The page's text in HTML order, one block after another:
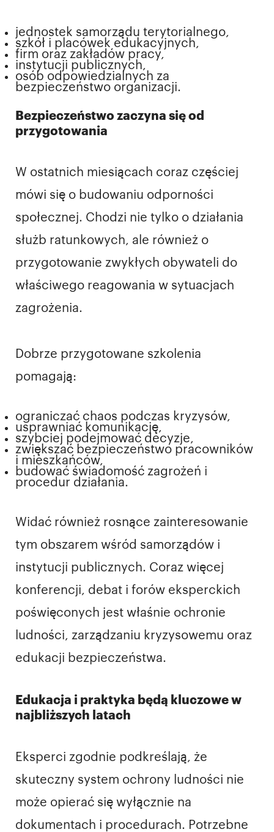
jednostek samorządu terytorialnego,
szkół i placówek edukacyjnych,
firm oraz zakładów pracy,
instytucji publicznych,
osób odpowiedzialnych za
bezpieczeństwo organizacji.
Bezpieczeństwo zaczyna się od
przygotowania
W ostatnich miesiącach coraz częściej
mówi się o budowaniu odporności
społecznej. Chodzi nie tylko o działania
służb ratunkowych, ale również o
przygotowanie zwykłych obywateli do
właściwego reagowania w sytuacjach
zagrożenia.
Dobrze przygotowane szkolenia
pomagają:
ograniczać chaos podczas kryzysów,
usprawniać komunikację,
szybciej podejmować decyzje,
zwiększać bezpieczeństwo pracowników
i mieszkańców,
budować świadomość zagrożeń i
procedur działania.
Widać również rosnące zainteresowanie
tym obszarem wśród samorządów i
instytucji publicznych. Coraz więcej
konferencji, debat i forów eksperckich
poświęconych jest właśnie ochronie
ludności, zarządzaniu kryzysowemu oraz
edukacji bezpieczeństwa.
Edukacja i praktyka będą kluczowe w
najbliższych latach
Eksperci zgodnie podkreślają, że
skuteczny system ochrony ludności nie
może opierać się wyłącznie na
dokumentach i procedurach. Potrzebne